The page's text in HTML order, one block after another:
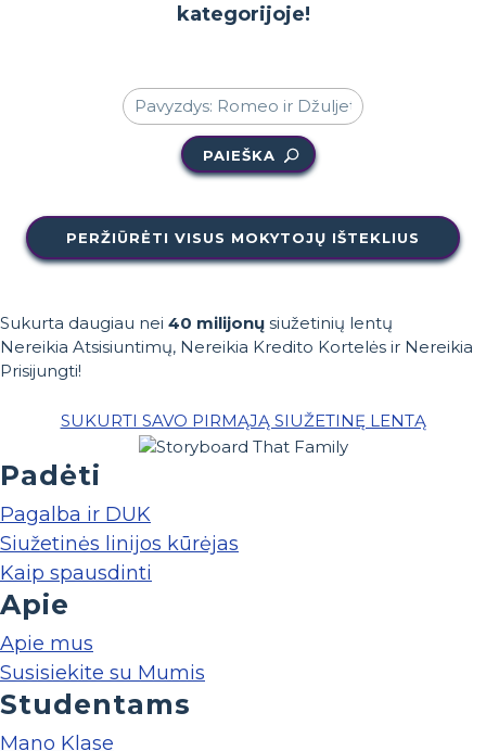
kategorijoje!
PAIEŠKA
PERŽIŪRĖTI VISUS MOKYTOJŲ IŠTEKLIUS
Sukurta daugiau nei 40 milijonų siužetinių lentų
Nereikia Atsisiuntimų, Nereikia Kredito Kortelės ir Nereikia
Prisijungti!
SUKURTI SAVO PIRMĄJĄ SIUŽETINĘ LENTĄ
Padėti
Pagalba ir DUK
Siužetinės linijos kūrėjas
Kaip spausdinti
Apie
Apie mus
Susisiekite su Mumis
Studentams
Mano Klase